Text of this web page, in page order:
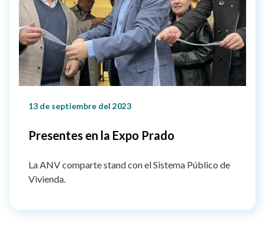
13 de septiembre del 2023
Presentes en la Expo Prado
La ANV comparte stand con el Sistema Público de
Vivienda.